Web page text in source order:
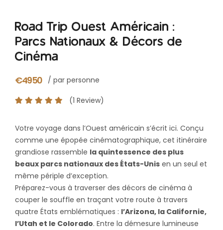
Road Trip Ouest Américain :
Parcs Nationaux & Décors de
Cinéma
€4950 / par personne
(1 Review)
Votre voyage dans l’Ouest américain s’écrit ici. Conçu
comme une épopée cinématographique, cet itinéraire
grandiose rassemble la quintessence des plus
beaux parcs nationaux des États-Unis en un seul et
même périple d’exception.
Préparez-vous à traverser des décors de cinéma à
couper le souffle en traçant votre route à travers
quatre États emblématiques : l’Arizona, la Californie,
l’Utah et le Colorado. Entre la démesure lumineuse